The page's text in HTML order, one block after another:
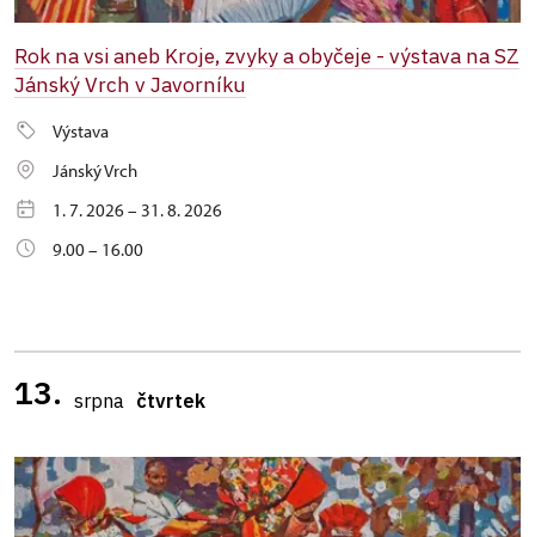
Rok na vsi aneb Kroje, zvyky a obyčeje - výstava na SZ
Jánský Vrch v Javorníku
Výstava
Jánský Vrch
1. 7. 2026 – 31. 8. 2026
9.00 – 16.00
13. srpna čtvrtek